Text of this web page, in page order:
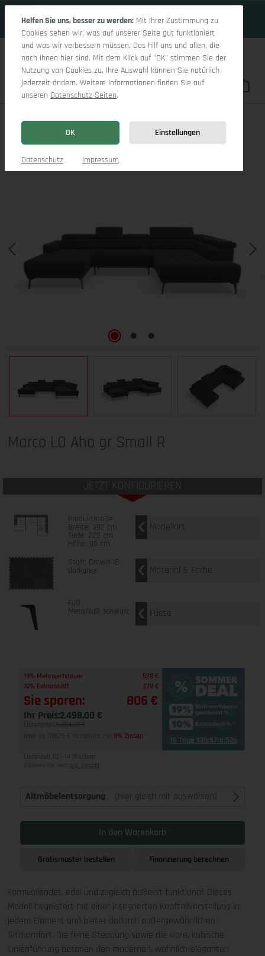
Du hast 0
Marco LO Aho gr Small R
Bildergalerie überspringen
Marco LO Aho gr Small R
JETZT KONFIGURIEREN
Produktmaße
Breite: 392 cm
Tiefe: 222 cm
Höhe: 95 cm
Modellart
Stoff: Crown 18
darkgrey Material & Farbe
Fuß
Metallfuß schwarz Füsse
19% Mehrwertsteuer
528 €
10% Extrarabatt
278 €
Sie sparen: 806 €
Ihr Preis:2.498,00 €
Listenpreis: 3.304,00 €
oder ab 108,25 € monatlich mit 0% Zinsen 16 Tage 13h:57m:51s
Lieferzeit 10 - 14 Wochen
Alle Preise inkl. MwSt zzgl. Versand
Altmöbelentsorgung (Hier gleich mit auswählen)
In den Warenkorb
Gratismuster bestellen Finanzierung berechnen
Formvollendet, edel und zugleich äußerst funktional: Dieses
Modell begeistert mit einer integrierten Kopfteilverstellung in
jedem Element und bietet dadurch außergewöhnlichen
Sitzkomfort. Die feine Steppung sowie die klare, kubische
Linienführung betonen den modernen, wohnlich-eleganten
Helfen Sie uns, besser zu werden: Mit Ihrer Zustimmung zu
Cookies sehen wir, was auf unserer Seite gut funktioniert
und was wir verbessern müssen. Das hilf uns und allen, die
nach Ihnen hier sind. Mit dem Klick auf "OK" stimmen Sie der
Nutzung von Cookies zu. Ihre Auswahl können Sie natürlich
jederzeit ändern. Weitere Informationen finden Sie auf
unseren Datenschutz-Seiten.
OK Einstellungen
Datenschutz Impressum